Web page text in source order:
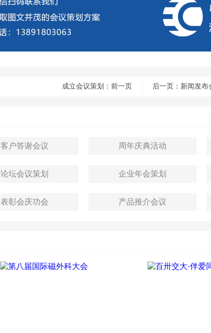
成立会议策划 ：前一页 后一页： 新闻发布
​​​​​​​客户答谢会议 ​​​​​​​周年庆典活动
​​​​​​​论坛会议策划 ​​​​​​​企业年会策划
​​​​​​​表彰会庆功会 ​​​​​​​产品推介会议